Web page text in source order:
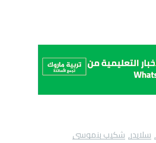
سلايدر شكيب بنموسى